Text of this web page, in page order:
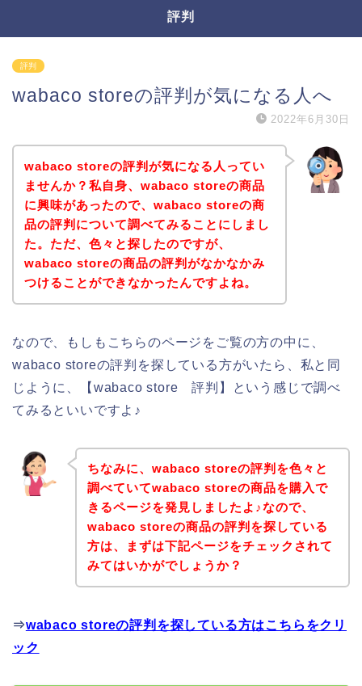
評判
評判
wabaco storeの評判が気になる人へ
2022年6月30日
wabaco storeの評判が気になる人ってい
ませんか？私自身、wabaco storeの商品
に興味があったので、wabaco storeの商
品の評判について調べてみることにしまし
た。ただ、色々と探したのですが、
wabaco storeの商品の評判がなかなかみ
つけることができなかったんですよね。
なので、もしもこちらのページをご覧の方の中に、
wabaco storeの評判を探している方がいたら、私と同
じように、【wabaco store 評判】という感じで調べ
てみるといいですよ♪
ちなみに、wabaco storeの評判を色々と
調べていてwabaco storeの商品を購入で
きるページを発見しましたよ♪なので、
wabaco storeの商品の評判を探している
方は、まずは下記ページをチェックされて
みてはいかがでしょうか？
⇒wabaco storeの評判を探している方はこちらをクリ
ック